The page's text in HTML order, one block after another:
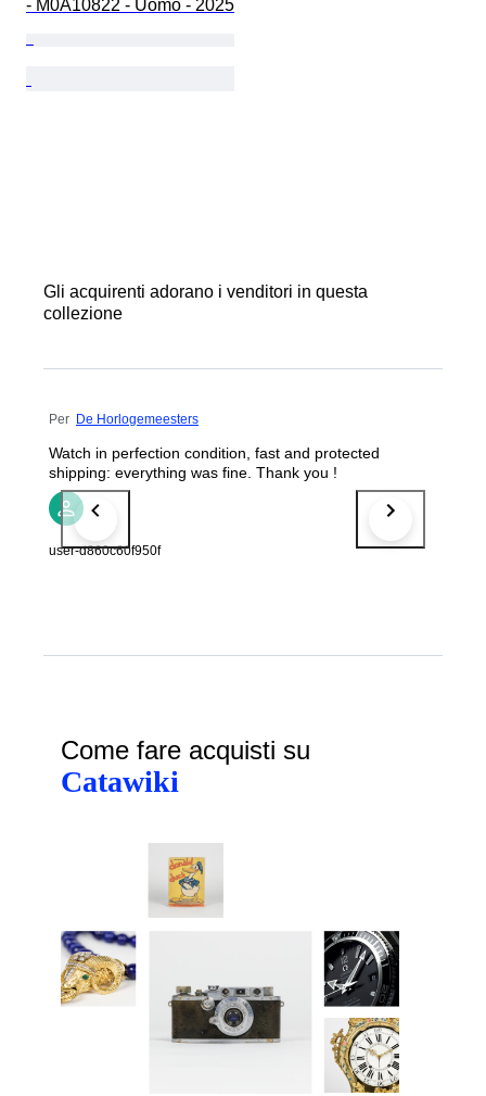
- M0A10822 - Uomo - 2025
Gli acquirenti adorano i venditori in questa
collezione
Per De Horlogemeesters
Watch in perfection condition, fast and protected
shipping: everything was fine. Thank you !
user-d860c60f950f
Come fare acquisti su
Catawiki